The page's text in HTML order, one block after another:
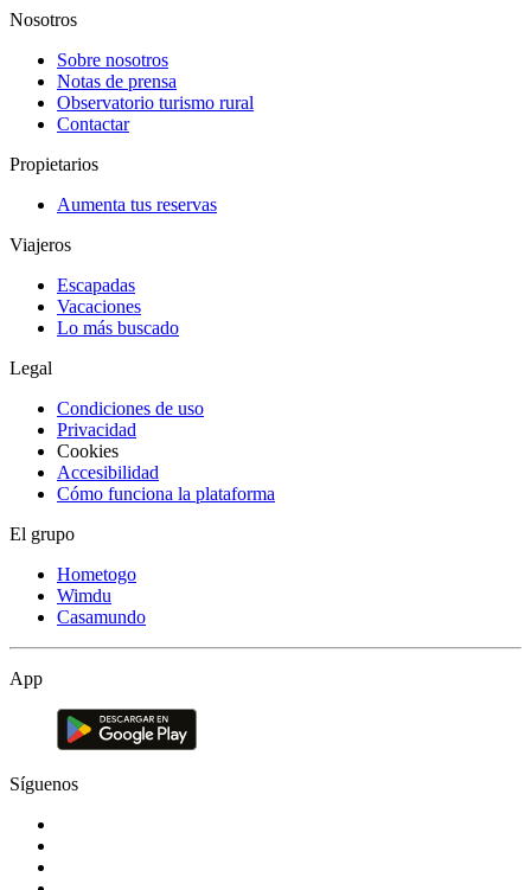
Nosotros
Sobre nosotros
Notas de prensa
Observatorio turismo rural
Contactar
Propietarios
Aumenta tus reservas
Viajeros
Escapadas
Vacaciones
Lo más buscado
Legal
Condiciones de uso
Privacidad
Cookies
Accesibilidad
Cómo funciona la plataforma
El grupo
Hometogo
Wimdu
Casamundo
App
Síguenos